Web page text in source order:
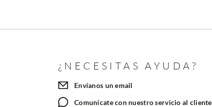
¿NECESITAS AYUDA?
Envíanos un email
Comunícate con nuestro servicio al cliente